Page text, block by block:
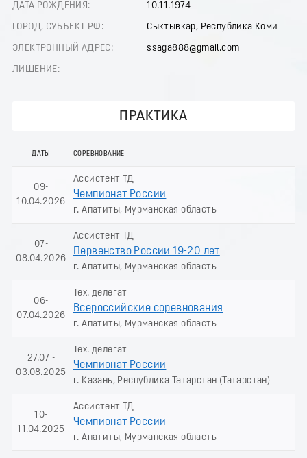
ДАТА РОЖДЕНИЯ: 10.11.1974
ГОРОД, СУБЪЕКТ РФ: Сыктывкар, Республика Коми
ЭЛЕКТРОННЫЙ АДРЕС: ssaga888@gmail.com
ЛИШЕНИЕ: -
ПРАКТИКА
ДАТЫ СОРЕВНОВАНИЕ
09-
10.04.2026
Ассистент ТД
Чемпионат России
г. Апатиты, Мурманская область
07-
08.04.2026
Ассистент ТД
Первенство России 19-20 лет
г. Апатиты, Мурманская область
06-
07.04.2026
Тех. делегат
Всероссийские соревнования
г. Апатиты, Мурманская область
27.07 -
03.08.2025
Тех. делегат
Чемпионат России
г. Казань, Республика Татарстан (Татарстан)
10-
11.04.2025
Ассистент ТД
Чемпионат России
г. Апатиты, Мурманская область